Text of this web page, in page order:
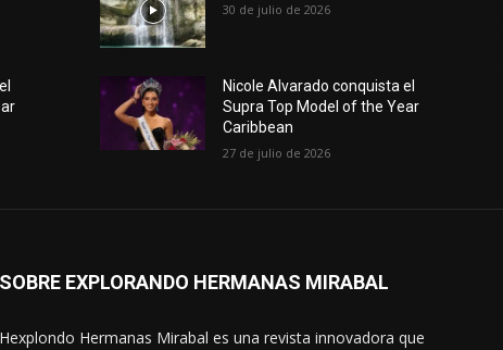
30 de julio de 2026
Nicole Alvarado conquista el
Supra Top Model of the Year
Caribbean
27 de julio de 2026
SOBRE EXPLORANDO HERMANAS MIRABAL
Hexplondo Hermanas Mirabal es una revista innovadora que